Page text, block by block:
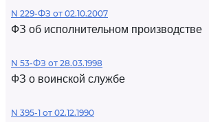
N 229-ФЗ от 02.10.2007
ФЗ об исполнительном производстве
N 53-ФЗ от 28.03.1998
ФЗ о воинской службе
N 395-1 от 02.12.1990